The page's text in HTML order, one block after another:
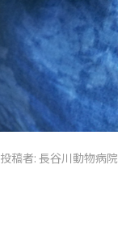
投稿者: 長谷川動物病院